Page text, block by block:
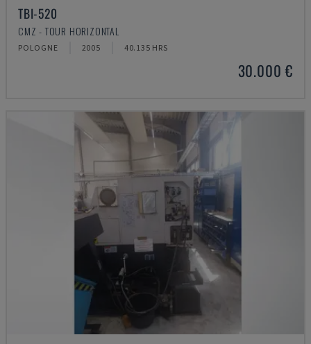
TBI-520
CMZ - TOUR HORIZONTAL
POLOGNE 2005 40.135 HRS
30.000 €